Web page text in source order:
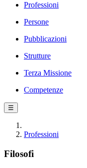
Professioni
Persone
Pubblicazioni
Strutture
Terza Missione
Competenze
☰
Professioni
Filosofi